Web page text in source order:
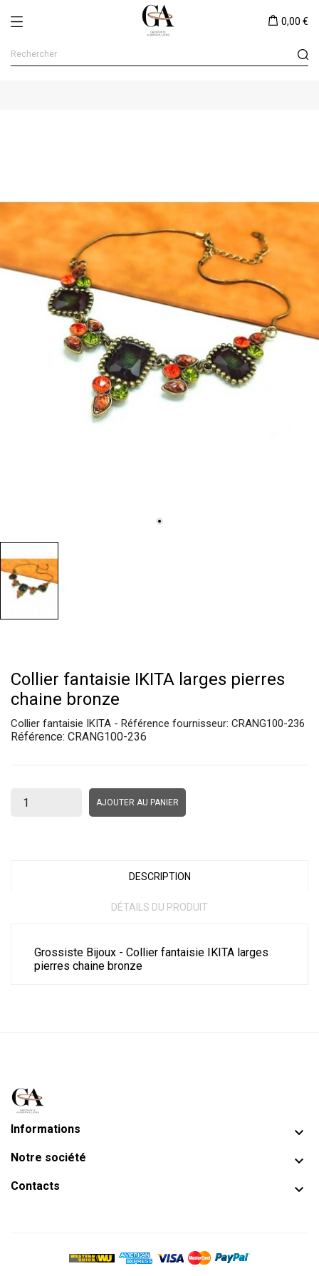
0,00 €
Collier fantaisie IKITA larges pierres
chaine bronze
Collier fantaisie IKITA - Référence fournisseur: CRANG100-236
Référence: CRANG100-236
AJOUTER AU PANIER
DESCRIPTION
DÉTAILS DU PRODUIT
Grossiste Bijoux - Collier fantaisie IKITA larges
pierres chaine bronze
Informations 
Notre société 
Contacts 